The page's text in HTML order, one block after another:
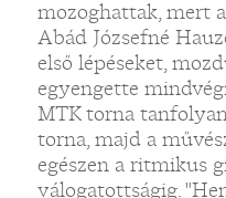
mozoghattak, mert
Abád Józsefné
első lépéseket,
egyengette
MTK torna
torna, majd a
egészen a ritmikus
válogatottságig.